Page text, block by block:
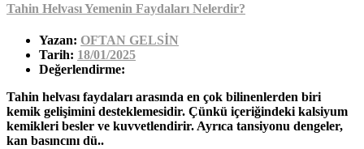
Tahin Helvası Yemenin Faydaları Nelerdir?
Yazan: OFTAN GELSİN
Tarih: 18/01/2025
Değerlendirme:
Tahin helvası faydaları arasında en çok bilinenlerden biri
kemik gelişimini desteklemesidir. Çünkü içeriğindeki kalsiyum
kemikleri besler ve kuvvetlendirir. Ayrıca tansiyonu dengeler,
kan basıncını dü..